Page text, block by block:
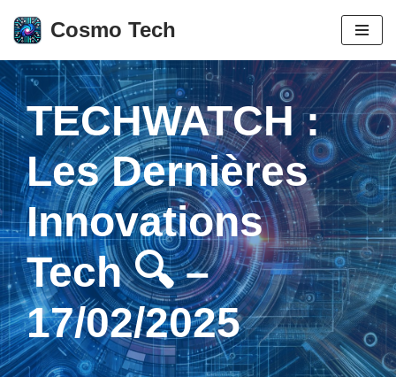
Aller
au
contenu
Cosmo Tech
TECHWATCH :
Les Dernières
Innovations
Tech 🔍 –
17/02/2025